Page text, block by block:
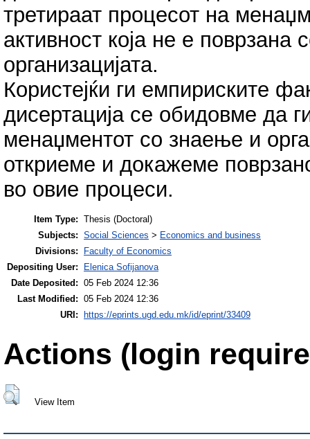
третираат процесот на
активност која не е поврзана
организацијата.
Користејќи ги емпириските
дисертација се обидовме да
менаџментот со знаење и
откриеме и докажеме
во овие процеси.
Item Type: Thesis (Doctoral)
Subjects: Social Sciences > Economics and business
Divisions:
Faculty of Economics
Depositing User:
Elenica Sofijanova
Date Deposited: 05 Feb 2024 12:36
Last Modified: 05 Feb 2024 12:36
URI:
https://eprints.ugd.edu.mk/id/eprint/33409
Actions (login
View Item